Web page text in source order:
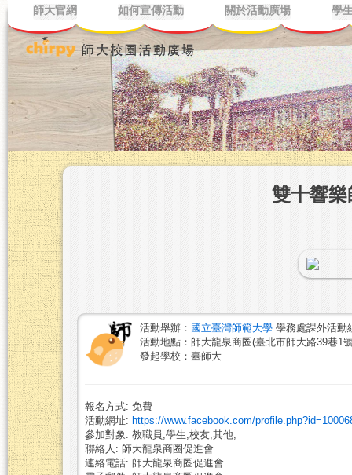
師大官網 如何宣傳活動 關於活動廣場 學
雙十響
活動舉辦： 國立臺灣師範大學 學務處課外活動
活動地點：師大龍泉商圈(臺北市師大路39巷1
發起學校：臺師大
報名方式: 免費
活動網址: https://www.facebook.com/
參加對象: 教職員,學生,校友,其他,
聯絡人: 師大龍泉商圈促進會
連絡電話: 師大龍泉商圈促進會